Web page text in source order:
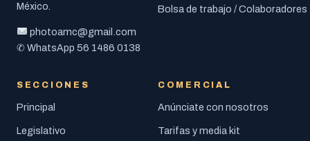
México.
photoamc@gmail.com
✆ WhatsApp 56 1486 0138
Bolsa de trabajo / Colaboradores
SECCIONES
Principal
Legislativo
COMERCIAL
Anúnciate con nosotros
Tarifas y media kit